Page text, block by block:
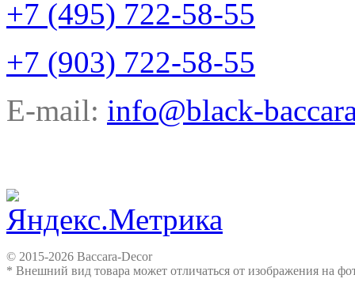
+7 (495) 722-58-55
+7 (903) 722-58-55
E-mail: info@black-
© 2015-2026 Baccara-Decor
* Внешний вид товара может отличаться от изображения на